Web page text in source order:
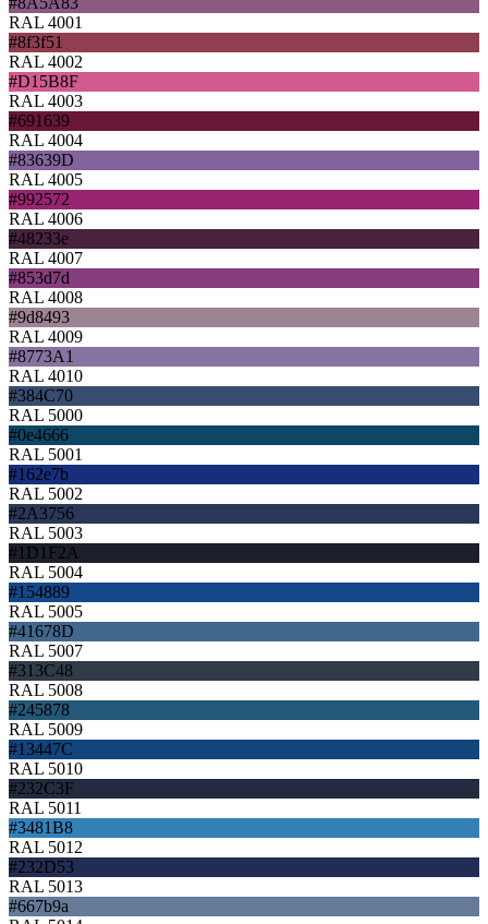
RAL 4001
#8f3f51
RAL 4002
#D15B8F
RAL 4003
#691639
RAL 4004
#83639D
RAL 4005
#992572
RAL 4006
#48233e
RAL 4007
#853d7d
RAL 4008
#9d8493
RAL 4009
#8773A1
RAL 4010
#384C70
RAL 5000
#0e4666
RAL 5001
#162e7b
RAL 5002
#2A3756
RAL 5003
#1D1F2A
RAL 5004
#154889
RAL 5005
#41678D
RAL 5007
#313C48
RAL 5008
#245878
RAL 5009
#13447C
RAL 5010
#232C3F
RAL 5011
#3481B8
RAL 5012
#232D53
RAL 5013
#667b9a